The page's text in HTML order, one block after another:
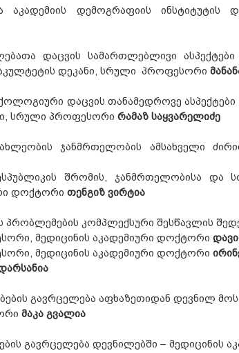
აკადემიის დემოგრაფიის
დაცვის სამართლებლივი
დეკანი, სრული პროფესორი
დაცვის თანამედროვე
სრული პროფესორი რამაზ საყვარელიძე
ჯანმრთელობის ამსახველი
შრომის, ჯანმრთელობისა და
დოქტორი თენგიზ ვირტია
პრობლემების კომპლექსური შესწავლის
მედიცინის აკადემიური დოქტორი
მედიცინის აკადემიური დოქტორი
გავრცელება აფხაზეთიდან დევნილ
მაკა გვალია
გავრცელება დევნილებში – მედიცინის